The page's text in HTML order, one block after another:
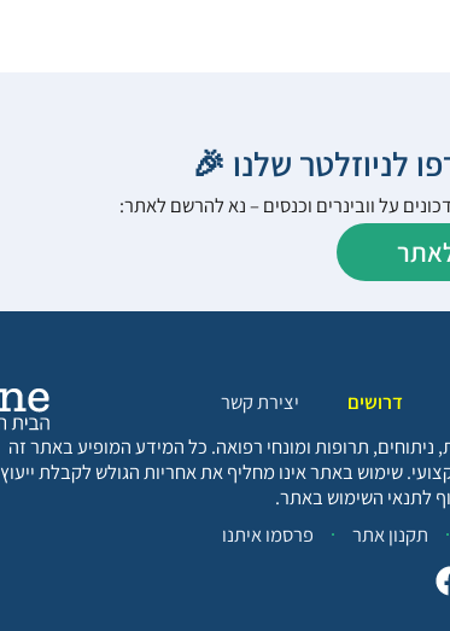
לניוזלטר שלנו 🎉
על וובינרים וכנסים – נא להרשם לאתר:
דרושים
יצירת קשר
תרופות ומונחי רפואה. כל המידע המופיע באתר זה
שימוש באתר אינו מחליף את אחריות הגולש לקבלת ייעוץ
לתנאי השימוש באתר.
תקנון אתר פרסמו איתנו